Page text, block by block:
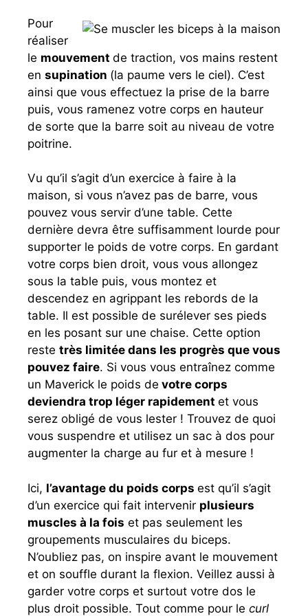
Pour
réaliser
le mouvement de traction, vos mains restent
en supination (la paume vers le ciel). C’est
ainsi que vous effectuez la prise de la barre
puis, vous ramenez votre corps en hauteur
de sorte que la barre soit au niveau de votre
poitrine.
Vu qu’il s’agit d’un exercice à faire à la
maison, si vous n’avez pas de barre, vous
pouvez vous servir d’une table. Cette
dernière devra être suffisamment lourde pour
supporter le poids de votre corps. En gardant
votre corps bien droit, vous vous allongez
sous la table puis, vous montez et
descendez en agrippant les rebords de la
table. Il est possible de surélever ses pieds
en les posant sur une chaise. Cette option
reste très limitée dans les progrès que vous
pouvez faire. Si vous vous entraînez comme
un Maverick le poids de votre corps
deviendra trop léger rapidement et vous
serez obligé de vous lester ! Trouvez de quoi
vous suspendre et utilisez un sac à dos pour
augmenter la charge au fur et à mesure !
Ici, l’avantage du poids corps est qu’il s’agit
d’un exercice qui fait intervenir plusieurs
muscles à la fois et pas seulement les
groupements musculaires du biceps.
N’oubliez pas, on inspire avant le mouvement
et on souffle durant la flexion. Veillez aussi à
garder votre corps et surtout votre dos le
plus droit possible. Tout comme pour le curl